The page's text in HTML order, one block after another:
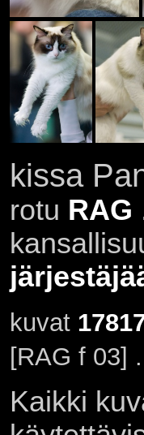
kissa
rotu RAG
kuvat
[RAG f 03]
Kaikki